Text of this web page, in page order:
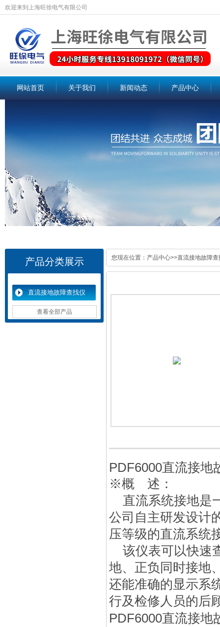
欢迎来到上海旺徐电气有限公司
网站首页 关于我们 新闻动态 产品中心
产品分类展示
直流接地故障查找仪
查看全部产品
您现在位置： 产品中心>>直流接地故障查
PDF6000直流接地
※概 述：
直流系统接地是
公司自主研发设计
压等级的直流系统
该仪表可以快速
地、正负同时接地
还能准确的显示系
行及检修人员的后
PDF6000直流接地